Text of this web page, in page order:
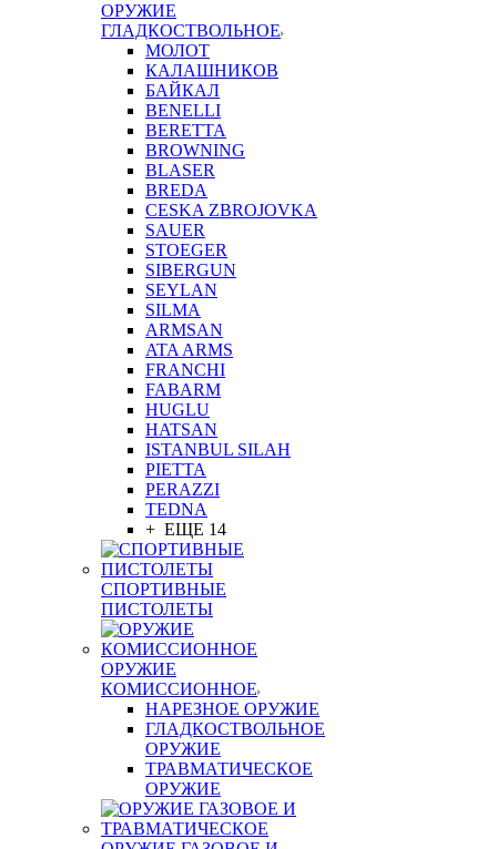
ОРУЖИЕ
ГЛАДКОСТВОЛЬНОЕ
МОЛОТ
КАЛАШНИКОВ
БАЙКАЛ
BENELLI
BERETTA
BROWNING
BLASER
BREDA
CESKA ZBROJOVKA
SAUER
STOEGER
SIBERGUN
SEYLAN
SILMA
ARMSAN
ATA ARMS
FRANCHI
FABARM
HUGLU
HATSAN
ISTANBUL SILAH
PIETTA
PERAZZI
TEDNA
+ ЕЩЕ 14
СПОРТИВНЫЕ
ПИСТОЛЕТЫ
ОРУЖИЕ
КОМИССИОННОЕ
НАРЕЗНОЕ ОРУЖИЕ
ГЛАДКОСТВОЛЬНОЕ
ОРУЖИЕ
ТРАВМАТИЧЕСКОЕ
ОРУЖИЕ